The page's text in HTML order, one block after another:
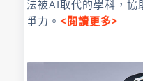
法被AI取代的學科，協
爭力。 <閱讀更多>